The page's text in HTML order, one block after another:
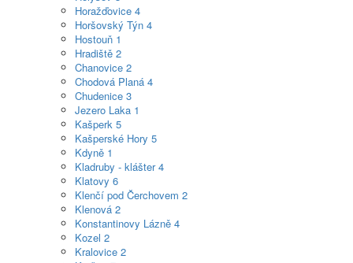
Horažďovice 4
Horšovský Týn 4
Hostouň 1
Hradiště 2
Chanovice 2
Chodová Planá 4
Chudenice 3
Jezero Laka 1
Kašperk 5
Kašperské Hory 5
Kdyně 1
Kladruby - klášter4
Klatovy 6
Klenčí pod Čerchovem 2
Klenová 2
Konstantinovy Lázně 4
Kozel 2
Kralovice 2